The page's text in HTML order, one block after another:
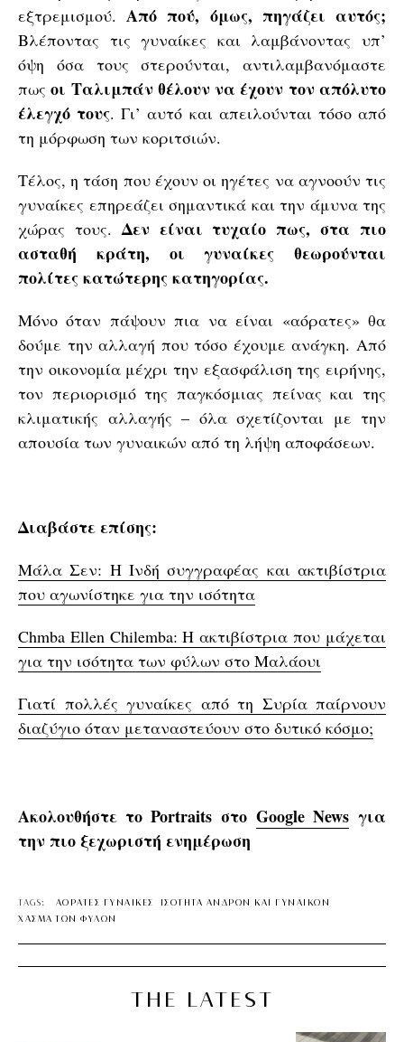
εξτρεμισμού.Από πού, όμως, πηγάζει αυτός;
Βλέποντας τις γυναίκες και λαμβάνοντας υπ’
όψη όσα τους στερούνται, αντιλαμβανόμαστε
πωςοι Ταλιμπάν θέλουν να έχουν τον απόλυτο
έλεγχό τους. Γι’ αυτό και απειλούνται τόσο από
τη μόρφωση των κοριτσιών.
Τέλος, η τάση που έχουν οι ηγέτες να αγνοούν τις
γυναίκες επηρεάζει σημαντικά και την άμυνα της
χώρας τους.Δεν είναι τυχαίο πως, στα πιο
ασταθή κράτη, οι γυναίκες θεωρούνται
πολίτες κατώτερης κατηγορίας.
Μόνο όταν πάψουν πια να είναι «αόρατες» θα
δούμε την αλλαγή που τόσο έχουμε ανάγκη. Από
την οικονομία μέχρι την εξασφάλιση της ειρήνης,
τον περιορισμό της παγκόσμιας πείνας και της
κλιματικής αλλαγής – όλα σχετίζονται με την
απουσία των γυναικών από τη λήψη αποφάσεων.
Διαβάστε επίσης:
Μάλα Σεν: Η Ινδή συγγραφέας και ακτιβίστρια
που αγωνίστηκε για την ισότητα
Chmba Ellen Chilemba: Η ακτιβίστρια που μάχεται
για την ισότητα των φύλων στο Μαλάουι
Γιατί πολλές γυναίκες από τη Συρία παίρνουν
διαζύγιο όταν μεταναστεύουν στο δυτικό κόσμο;
Ακολουθήστε το Portraits στο Google Newsγια
την πιο ξεχωριστή ενημέρωση
TAGS: ΑΟΡΑΤΕΣ ΓΥΝΑΙΚΕΣ
ΙΣΟΤΗΤΑ ΑΝΔΡΩΝ ΚΑΙ ΓΥΝΑΙΚΩΝ
ΧΑΣΜΑ ΤΩΝ ΦΥΛΩΝ
THE LATEST